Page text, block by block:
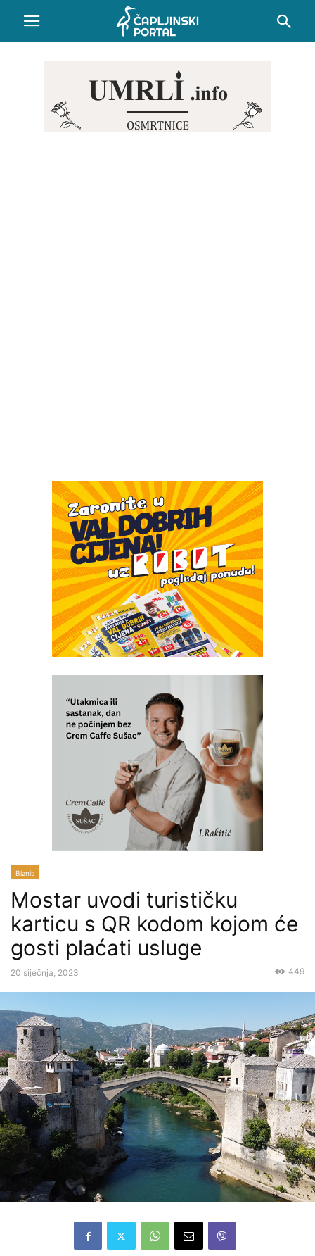
Biznis
Mostar uvodi turističku
karticu s QR kodom kojom će
gosti plaćati usluge
20 siječnja, 2023 449